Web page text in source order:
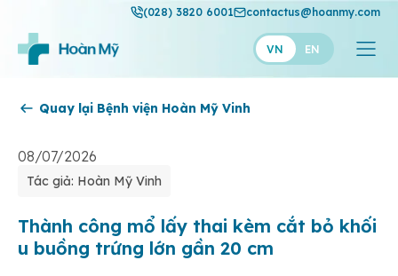
(028) 3820 6001 contactus@hoanmy.com
VN EN
Hoàn Mỹ
Thuận Mỹ
Quay lại Bệnh viện Hoàn Mỹ Vinh
08/07/2026
Tác giả: Hoàn Mỹ Vinh
Thành công mổ lấy thai kèm cắt bỏ khối
u buồng trứng lớn gần 20 cm